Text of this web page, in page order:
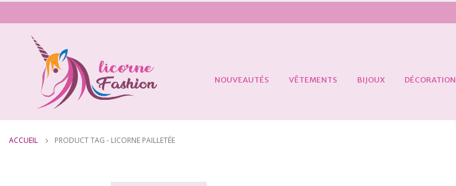
NOUVEAUTÉS VÊTEMENTS BIJOUX DÉCORATION
ACCUEIL PRODUCT TAG - LICORNE PAILLETÉE